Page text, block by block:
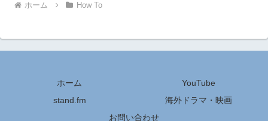
ホーム How To
ホーム
YouTube
stand.fm
海外ドラマ・映画
お問い合わせ